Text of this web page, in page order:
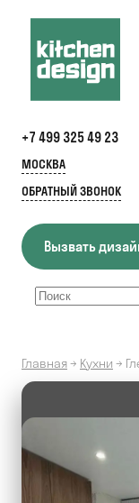
+7 499 325 49 23
МОСКВА
ОБРАТНЫЙ ЗВОНОК
Вызвать
Главная→ Кухни →